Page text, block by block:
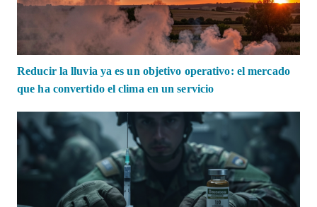
Reducir la lluvia ya es un objetivo operativo: el mercado
que ha convertido el clima en un servicio